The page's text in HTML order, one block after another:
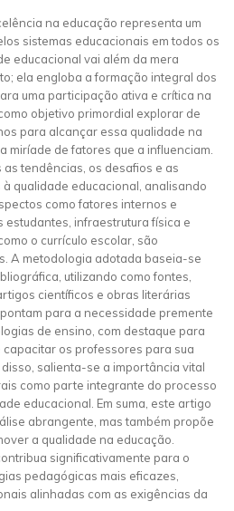
na educação representa um
sistemas educacionais em todos os
educacional vai além da mera
ela engloba a formação integral dos
uma participação ativa e crítica na
objetivo primordial explorar de
para alcançar essa qualidade na
miríade de fatores que a influenciam.
tendências, os desafios e as
qualidade educacional, analisando
como fatores internos e
infraestrutura física e
o currículo escolar, são
A metodologia adotada baseia-se
utilizando como fontes,
científicos e obras literárias
para a necessidade premente
de ensino, com destaque para
os professores para sua
salienta-se a importância vital
como parte integrante do processo
educacional. Em suma, este artigo
abrangente, mas também propõe
a qualidade na educação.
significativamente para o
pedagógicas mais eficazes,
alinhadas com as exigências da